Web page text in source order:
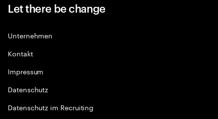
Let there be change
Unternehmen
Kontakt
Impressum
Datenschutz
Datenschutz im Recruiting